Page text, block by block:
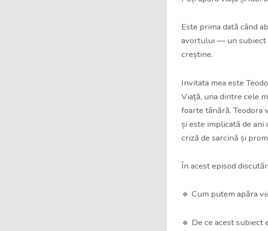
Este prima dată când
avortului — un subiect
creștine.
Invitata mea este
Viață, una dintre cele
foarte tânără, Teodora
și este implicată de
criză de sarcină și
În acest episod
🔹 Cum putem apăra
🔹 De ce acest subiect